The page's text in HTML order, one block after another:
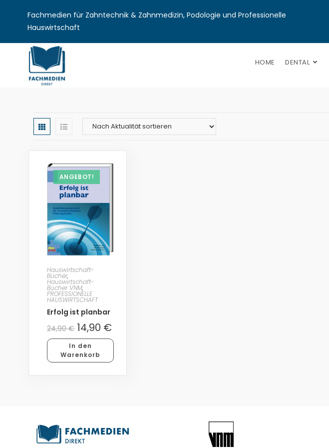
Fachmedien für Zahntechnik & Zahnmedizin, Podologie und Professionelle
Hauswirtschaft
HOME DENTAL
ANGEBOT!
Hauswirtschaft-
Bücher,
Hauswirtschaft-
Bücher VNM,
PROFESSIONELLE
HAUSWIRTSCHAFT
Erfolg ist planbar
24,90€ 14,90 €
In den
Warenkorb